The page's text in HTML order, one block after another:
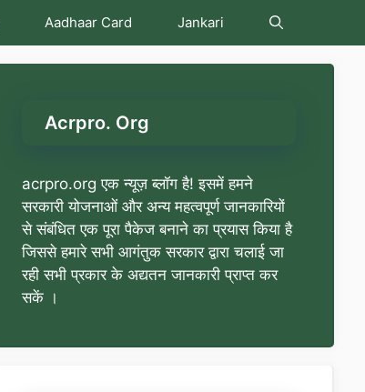
Aadhaar Card Jankari
Acrpro. Org
acrpro.org एक न्यूज़ ब्लॉग है! इसमें हमने
सरकारी योजनाओं और अन्य महत्वपूर्ण जानकारियों
से संबंधित एक पूरा पैकेज बनाने का प्रयास किया है
जिससे हमारे सभी आगंतुक सरकार द्वारा चलाई जा
रही सभी प्रकार के अद्यतन जानकारी प्राप्त कर
सकें ।